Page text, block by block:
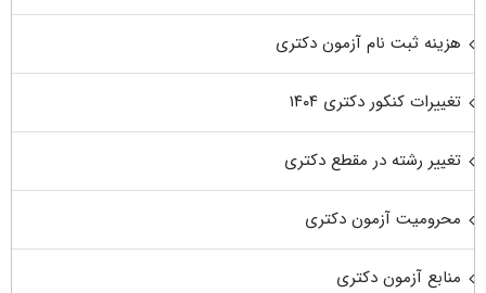
هزینه ثبت نام آزمون دکتری
تغییرات کنکور دکتری ۱۴۰۴
تغییر رشته در مقطع دکتری
محرومیت آزمون دکتری
منابع آزمون دکتری